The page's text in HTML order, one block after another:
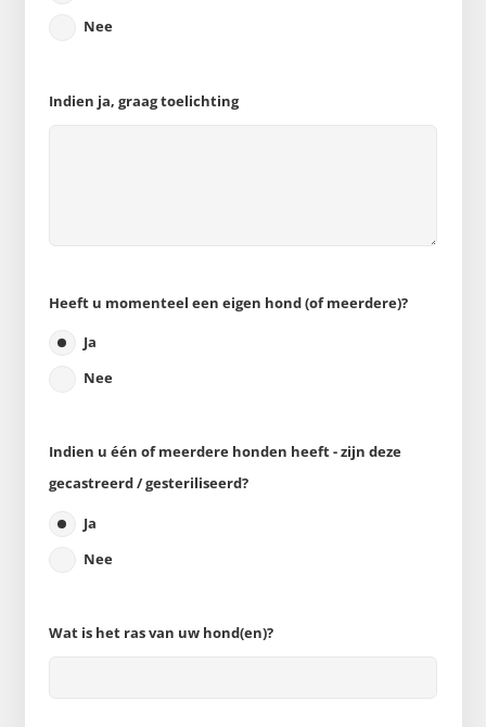
Nee
Indien ja, graag toelichting
Heeft u momenteel een eigen hond (of meerdere)?
Ja
Nee
Indien u één of meerdere honden heeft - zijn deze
gecastreerd / gesteriliseerd?
Ja
Nee
Wat is het ras van uw hond(en)?